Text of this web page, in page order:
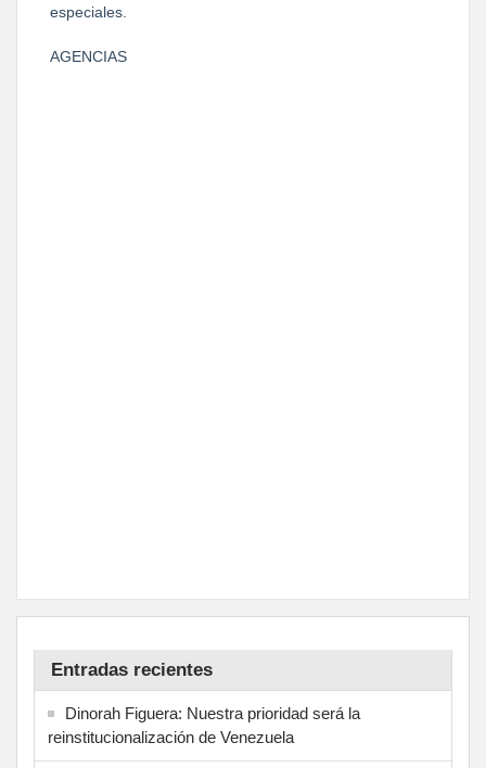
especiales.
AGENCIAS
Entradas recientes
Dinorah Figuera: Nuestra prioridad será la
reinstitucionalización de Venezuela